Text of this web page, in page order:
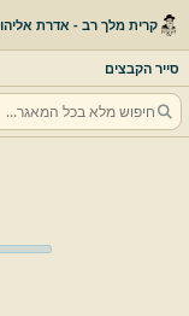
קרית מלך רב - אדרת אליהו
סייר הקבצים